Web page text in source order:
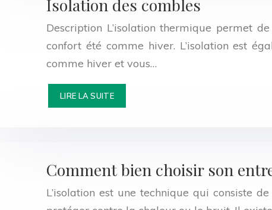
Isolation des combles
Description L’isolation thermique permet
confort été comme hiver. L’isolation est
comme hiver et vous…
LIRE LA SUITE
Comment bien choisir son
L’isolation est une technique qui consiste